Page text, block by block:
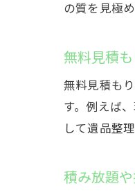
の質を見極
無料見積
無料見積も
す。例えば
して遺品整
積み放題